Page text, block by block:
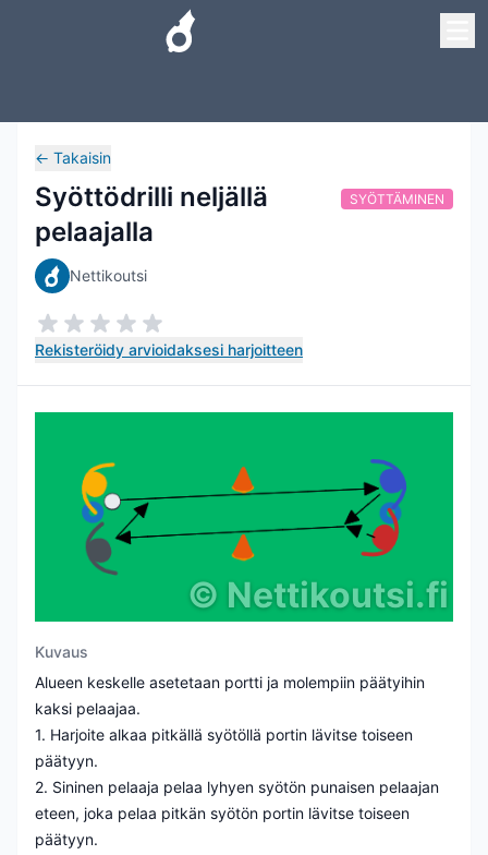
← Takaisin
Syöttödrilli neljällä
pelaajalla
Nettikoutsi
Rekisteröidy arvioidaksesi harjoitteen
SYÖTTÄMINEN
© Nettikoutsi.fi
Kuvaus
Alueen keskelle asetetaan portti ja molempiin päätyihin
kaksi pelaajaa.
1. Harjoite alkaa pitkällä syötöllä portin lävitse toiseen
päätyyn.
2. Sininen pelaaja pelaa lyhyen syötön punaisen pelaajan
eteen, joka pelaa pitkän syötön portin lävitse toiseen
päätyyn.